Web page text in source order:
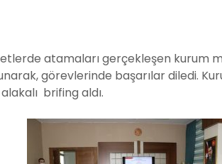
atamaları gerçekleşen kurum
görevlerinde başarılar diledi.
brifing aldı.